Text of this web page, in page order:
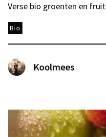
Verse bio groenten en fruit
Bio
Koolmees